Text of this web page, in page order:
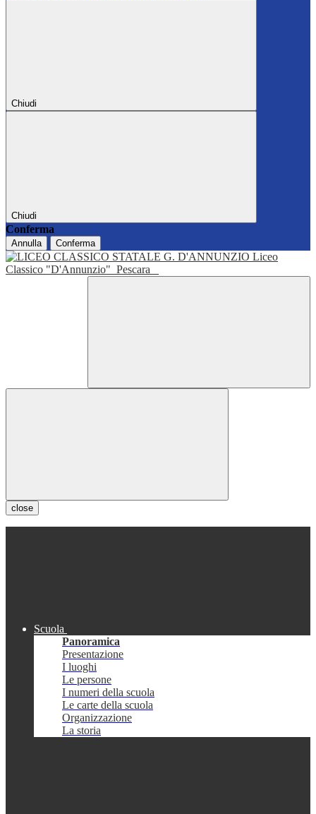
Chiudi
Chiudi
Conferma
Annulla Conferma
Liceo
Classico "D'Annunzio" Pescara
close
Scuola
Panoramica
Presentazione
I luoghi
Le persone
I numeri della scuola
Le carte della scuola
Organizzazione
La storia